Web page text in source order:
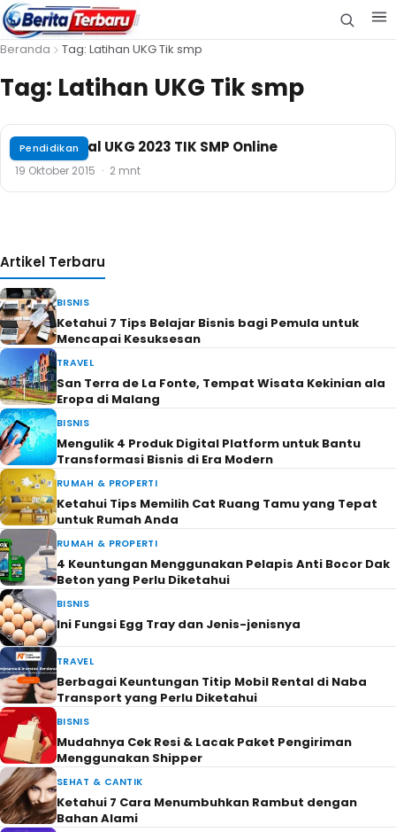
Beranda Tag: Latihan UKG Tik smp
Tag: Latihan UKG Tik smp
Pendidikan
Contoh Soal UKG 2023 TIK SMP Online
19 Oktober 2015 · 2 mnt
Artikel Terbaru
BISNIS
Ketahui 7 Tips Belajar Bisnis bagi Pemula untuk
Mencapai Kesuksesan
TRAVEL
San Terra de La Fonte, Tempat Wisata Kekinian ala
Eropa di Malang
BISNIS
Mengulik 4 Produk Digital Platform untuk Bantu
Transformasi Bisnis di Era Modern
RUMAH & PROPERTI
Ketahui Tips Memilih Cat Ruang Tamu yang Tepat
untuk Rumah Anda
RUMAH & PROPERTI
4 Keuntungan Menggunakan Pelapis Anti Bocor Dak
Beton yang Perlu Diketahui
BISNIS
Ini Fungsi Egg Tray dan Jenis-jenisnya
TRAVEL
Berbagai Keuntungan Titip Mobil Rental di Naba
Transport yang Perlu Diketahui
BISNIS
Mudahnya Cek Resi & Lacak Paket Pengiriman
Menggunakan Shipper
SEHAT & CANTIK
Ketahui 7 Cara Menumbuhkan Rambut dengan
Bahan Alami